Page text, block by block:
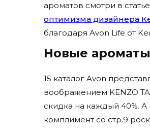
ароматов смотри в статье
оптимизма дизайнера
благодаря Avon Life от
Новые ароматы
15 каталог Avon
воображением KENZO
скидка на каждый 40%. А
комплимент со стр.9